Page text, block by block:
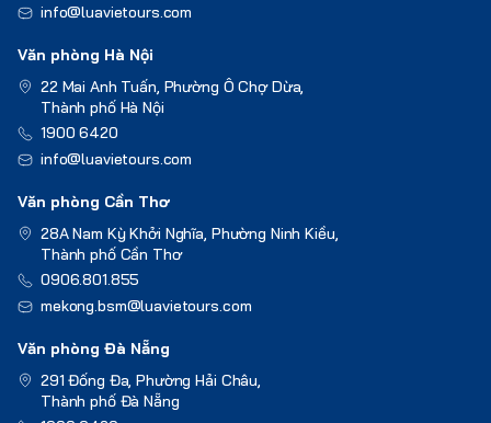
info@luavietours.com
Văn phòng Hà Nội
22 Mai Anh Tuấn, Phường Ô Chợ Dừa,
Thành phố Hà Nội
1900 6420
info@luavietours.com
Văn phòng Cần Thơ
28A Nam Kỳ Khởi Nghĩa, Phường Ninh Kiều,
Thành phố Cần Thơ
0906.801.855
mekong.bsm@luavietours.com
Văn phòng Đà Nẵng
291 Đống Đa, Phường Hải Châu,
Thành phố Đà Nẵng